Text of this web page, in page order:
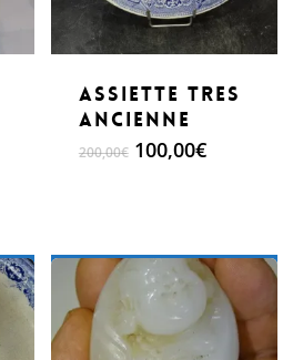
assiette tres
ancienne
200,00€ Le
100,00€Le
Make An Offer